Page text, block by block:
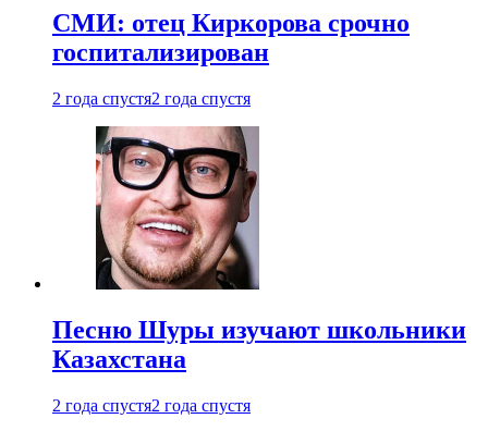
СМИ: отец Киркорова срочно
госпитализирован
2 года спустя2 года спустя
Песню Шуры изучают школьники
Казахстана
2 года спустя2 года спустя